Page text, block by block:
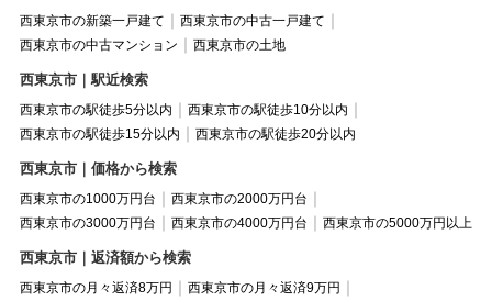
西東京市の新築一戸建て
西東京市の中古一戸建て
西東京市の中古マンション
西東京市の土地
西東京市｜駅近検索
西東京市の駅徒歩5分以内
西東京市の駅徒歩10分以内
西東京市の駅徒歩15分以内
西東京市の駅徒歩20分以内
西東京市｜価格から検索
西東京市の1000万円台
西東京市の2000万円台
西東京市の3000万円台
西東京市の4000万円台 西東京市の5000万円以上
西東京市｜返済額から検索
西東京市の月々返済8万円
西東京市の月々返済9万円